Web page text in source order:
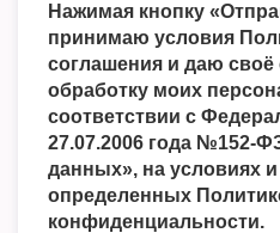
Нажимая кнопку
принимаю условия
соглашения и даю своё
обработку моих
соответствии с
27.07.2006 года №152-
данных», на условиях
определенных
конфиденциальности.